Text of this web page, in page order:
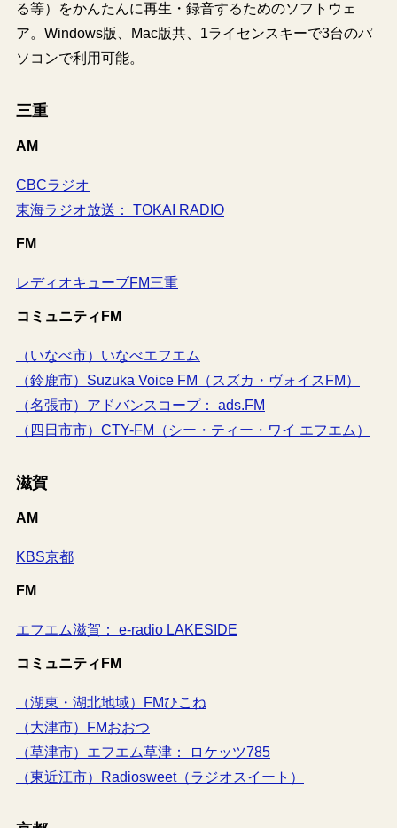
る等）をかんたんに再生・録音するためのソフトウェ
ア。Windows版、Mac版共、1ライセンスキーで3台のパ
ソコンで利用可能。
三重
AM
CBCラジオ
東海ラジオ放送： TOKAI RADIO
FM
レディオキューブFM三重
コミュニティFM
（いなべ市）いなべエフエム
（鈴鹿市）Suzuka Voice FM（スズカ・ヴォイスFM）
（名張市）アドバンスコープ： ads.FM
（四日市市）CTY-FM（シー・ティー・ワイ エフエム）
滋賀
AM
KBS京都
FM
エフエム滋賀： e-radio LAKESIDE
コミュニティFM
（湖東・湖北地域）FMひこね
（大津市）FMおおつ
（草津市）エフエム草津： ロケッツ785
（東近江市）Radiosweet（ラジオスイート）